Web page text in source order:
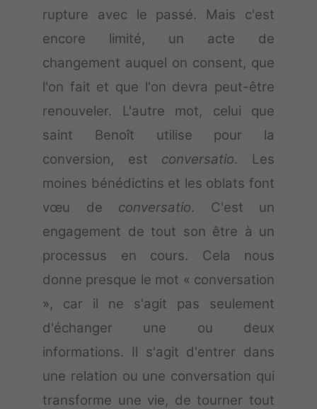
rupture avec le passé. Mais c'est
encore limité, un acte de
changement auquel on consent, que
l'on fait et que l'on devra peut-être
renouveler. L'autre mot, celui que
saint Benoît utilise pour la
conversion, est conversatio. Les
moines bénédictins et les oblats font
vœu de conversatio. C'est un
engagement de tout son être à un
processus en cours. Cela nous
donne presque le mot « conversation
», car il ne s'agit pas seulement
d'échanger une ou deux
informations. Il s'agit d'entrer dans
une relation ou une conversation qui
transforme une vie, de tourner tout